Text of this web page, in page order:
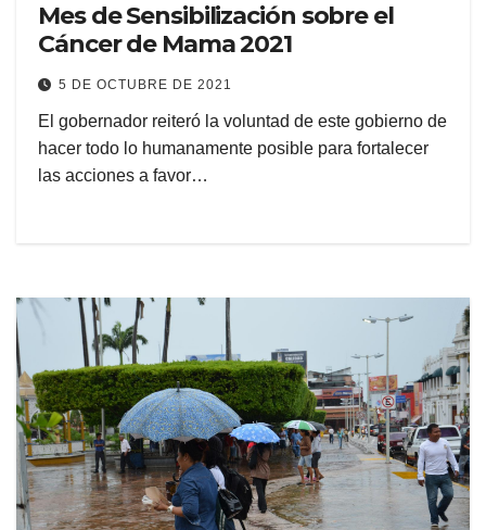
Mes de Sensibilización sobre el
Cáncer de Mama 2021
5 DE OCTUBRE DE 2021
El gobernador reiteró la voluntad de este gobierno de
hacer todo lo humanamente posible para fortalecer
las acciones a favor…